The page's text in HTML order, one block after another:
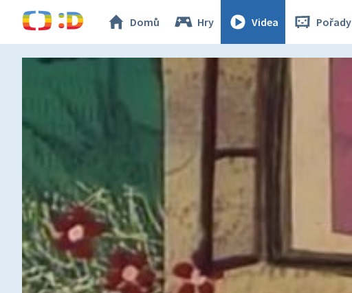
Domů Hry Videa Pořady